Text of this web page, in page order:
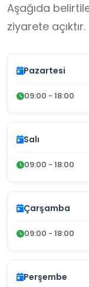
Aşağıda
ziyarete açıktır.
Pazartesi
09:00 - 18:00
Salı
09:00 - 18:00
Çarşamba
09:00 - 18:00
Perşembe